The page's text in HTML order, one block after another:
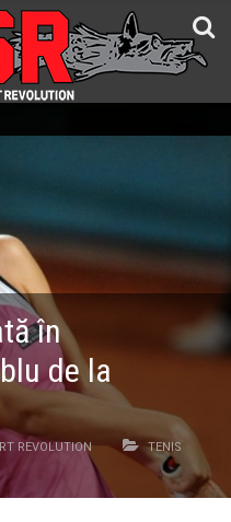
în
de la
REVOLUTION
TENIS